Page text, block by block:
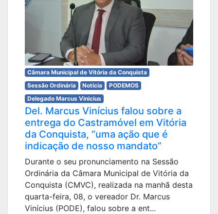
Câmara Municipal de Vitória da Conquista
Sessão Ordinária
Notícia
PODEMOS
Delegado Marcus Vinicius
Del. Marcus Vinícius falou sobre a
entrega do Castramóvel em Vitória
da Conquista, “uma ação que é
indicação de nosso mandato”
Durante o seu pronunciamento na Sessão
Ordinária da Câmara Municipal de Vitória da
Conquista (CMVC), realizada na manhã desta
quarta-feira, 08, o vereador Dr. Marcus
Vinícius (PODE), falou sobre a ent...